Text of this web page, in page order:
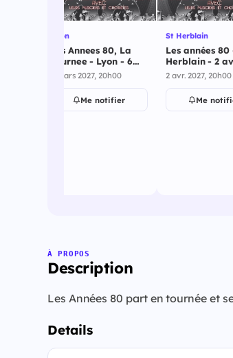
Lyon
Les Annees 80, La
Tournee - Lyon - 6
mars 2027
6 mars 2027, 20h00
Me notifier
St Herblain
Les années 80
Herblain - 2
2027
2 avr. 2027, 20h00
Me
À PROPOS
Description
Les Années 80 part en tournée et
Details